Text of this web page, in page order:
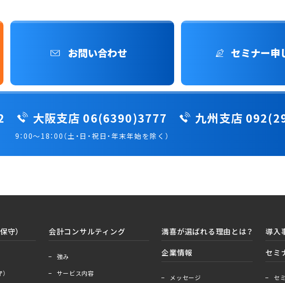
お問い合わせ セミナー申
大阪支店 06(6390)3777 九州支店
9：00～18：00（土・日・祝日・年末年始を除く）
守） 会計コンサルティング
強み
サービス内容
満喜が選ばれる理由とは？
企業情報
メッセージ
導入
セミ
セ